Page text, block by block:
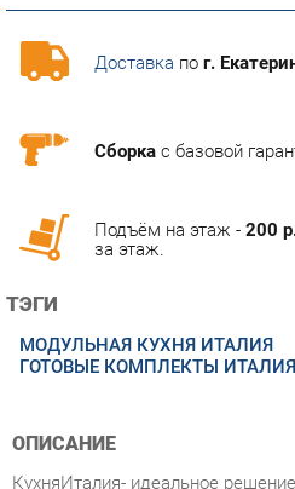
Доставкапог.
ТЭГИ
ГОТОВЫЕ КОМПЛЕКТЫ ИТАЛИЯ
ОПИСАНИЕ
при этом индивидуального стиля.
прямоугольного профиля
резьба на фасадах. Фасады